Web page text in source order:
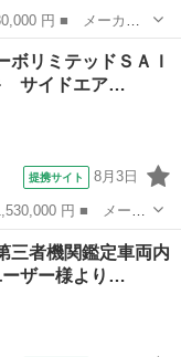
名： Ｘリミテッ
ＡＢＳ ＣＤ 衝突
ボリミテッドＳＡＩ
サイドエア…
提携サイト 8月3日
ード名： Ｇター
イドエアバッグ フ
者機関鑑定車両内
ザー様より…